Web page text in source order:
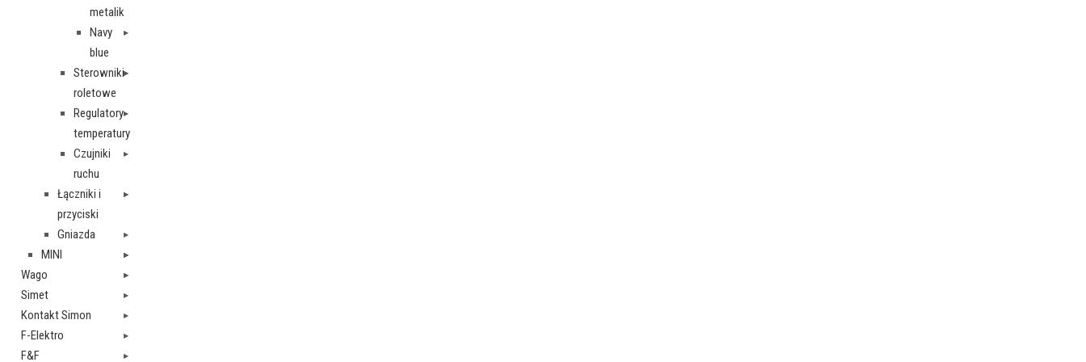
metalik
Navy
blue
Sterowniki
roletowe
Regulatory
temperatury
Czujniki
ruchu
Łączniki i
przyciski
Gniazda
MINI
Wago
Simet
Kontakt Simon
F-Elektro
F&F